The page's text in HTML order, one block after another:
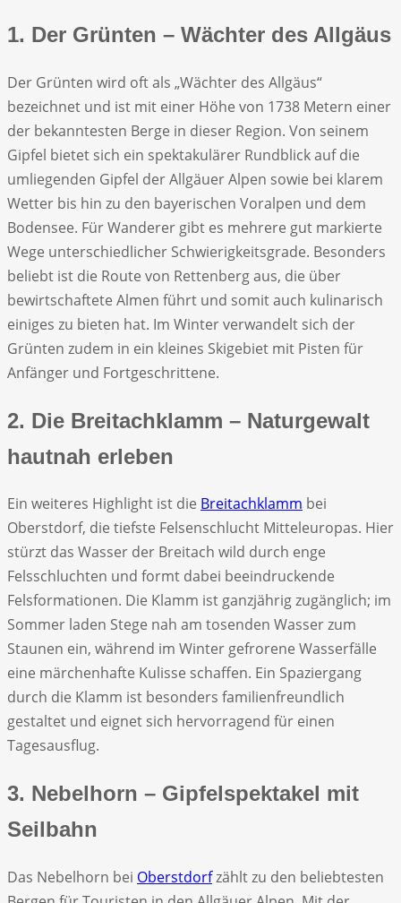
1. Der Grünten – Wächter des Allgäus
Der Grünten wird oft als „Wächter des Allgäus“
bezeichnet und ist mit einer Höhe von 1738 Metern einer
der bekanntesten Berge in dieser Region. Von seinem
Gipfel bietet sich ein spektakulärer Rundblick auf die
umliegenden Gipfel der Allgäuer Alpen sowie bei klarem
Wetter bis hin zu den bayerischen Voralpen und dem
Bodensee. Für Wanderer gibt es mehrere gut markierte
Wege unterschiedlicher Schwierigkeitsgrade. Besonders
beliebt ist die Route von Rettenberg aus, die über
bewirtschaftete Almen führt und somit auch kulinarisch
einiges zu bieten hat. Im Winter verwandelt sich der
Grünten zudem in ein kleines Skigebiet mit Pisten für
Anfänger und Fortgeschrittene.
2. Die Breitachklamm – Naturgewalt
hautnah erleben
Ein weiteres Highlight ist die Breitachklamm bei
Oberstdorf, die tiefste Felsenschlucht Mitteleuropas. Hier
stürzt das Wasser der Breitach wild durch enge
Felsschluchten und formt dabei beeindruckende
Felsformationen. Die Klamm ist ganzjährig zugänglich; im
Sommer laden Stege nah am tosenden Wasser zum
Staunen ein, während im Winter gefrorene Wasserfälle
eine märchenhafte Kulisse schaffen. Ein Spaziergang
durch die Klamm ist besonders familienfreundlich
gestaltet und eignet sich hervorragend für einen
Tagesausflug.
3. Nebelhorn – Gipfelspektakel mit
Seilbahn
Das Nebelhorn bei Oberstdorfzählt zu den beliebtesten